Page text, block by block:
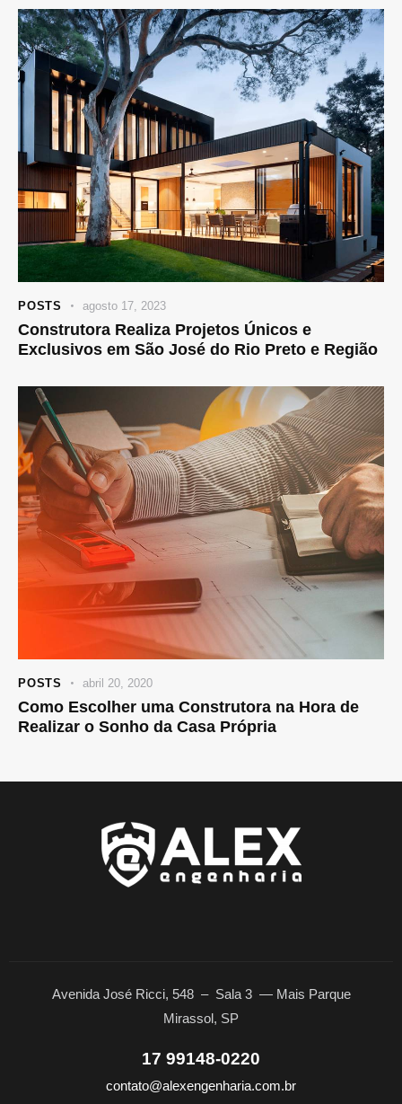
POSTS agosto 17, 2023
Construtora Realiza Projetos Únicos e
Exclusivos em São José do Rio Preto e Região
POSTS abril 20, 2020
Como Escolher uma Construtora na Hora de
Realizar o Sonho da Casa Própria
Avenida José Ricci, 548 – Sala 3 — Mais Parque
Mirassol, SP
17 99148-0220
contato@alexengenharia.com.br